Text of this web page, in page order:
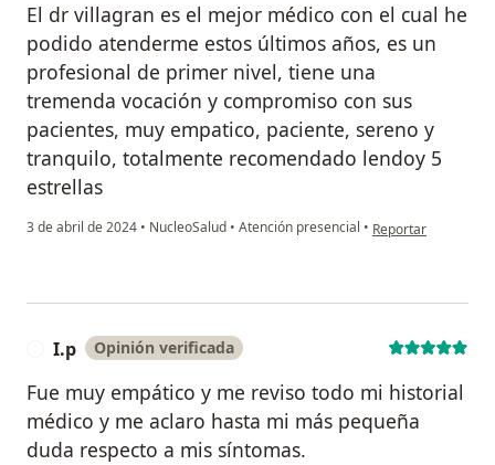
El dr villagran es el mejor médico con el cual he
podido atenderme estos últimos años, es un
profesional de primer nivel, tiene una
tremenda vocación y compromiso con sus
pacientes, muy empatico, paciente, sereno y
tranquilo, totalmente recomendado lendoy 5
estrellas
3 de abril de 2024 • NucleoSalud • Atención presencial • en opinión del
Reportar
I.p Opinión verificada
Fue muy empático y me reviso todo mi historial
médico y me aclaro hasta mi más pequeña
duda respecto a mis síntomas.